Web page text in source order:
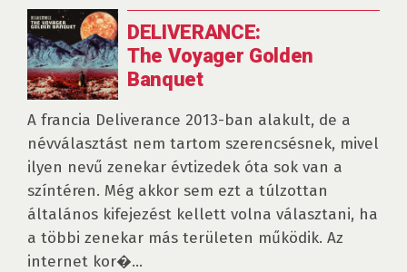
DELIVERANCE:
The Voyager Golden
Banquet
A francia Deliverance 2013-ban alakult, de a
névválasztást nem tartom szerencsésnek, mivel
ilyen nevű zenekar évtizedek óta sok van a
színtéren. Még akkor sem ezt a túlzottan
általános kifejezést kellett volna választani, ha
a többi zenekar más területen működik. Az
internet kor�...